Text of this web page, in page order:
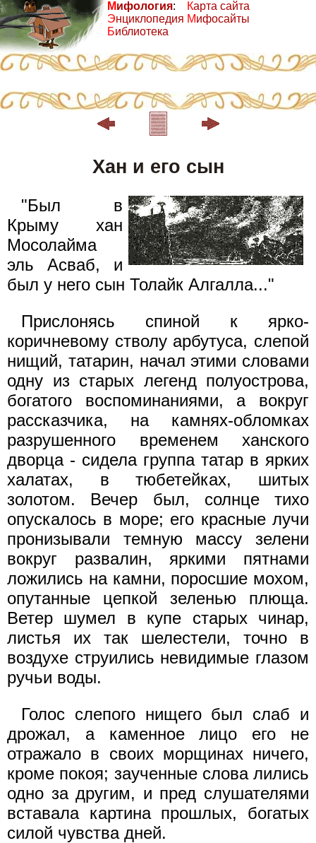
Мифология:
Энциклопедия
Библиотека
Карта сайта
Мифосайты
Хан и его сын
"Был в
Крыму хан
Мосолайма
эль Асваб, и
был у него сын Толайк Алгалла..."
Прислонясь спиной к ярко-
коричневому стволу арбутуса, слепой
нищий, татарин, начал этими словами
одну из старых легенд полуострова,
богатого воспоминаниями, а вокруг
рассказчика, на камнях-обломках
разрушенного временем ханского
дворца - сидела группа татар в ярких
халатах, в тюбетейках, шитых
золотом. Вечер был, солнце тихо
опускалось в море; его красные лучи
пронизывали темную массу зелени
вокруг развалин, яркими пятнами
ложились на камни, поросшие мохом,
опутанные цепкой зеленью плюща.
Ветер шумел в купе старых чинар,
листья их так шелестели, точно в
воздухе струились невидимые глазом
ручьи воды.
Голос слепого нищего был слаб и
дрожал, а каменное лицо его не
отражало в своих морщинах ничего,
кроме покоя; заученные слова лились
одно за другим, и пред слушателями
вставала картина прошлых, богатых
силой чувства дней.